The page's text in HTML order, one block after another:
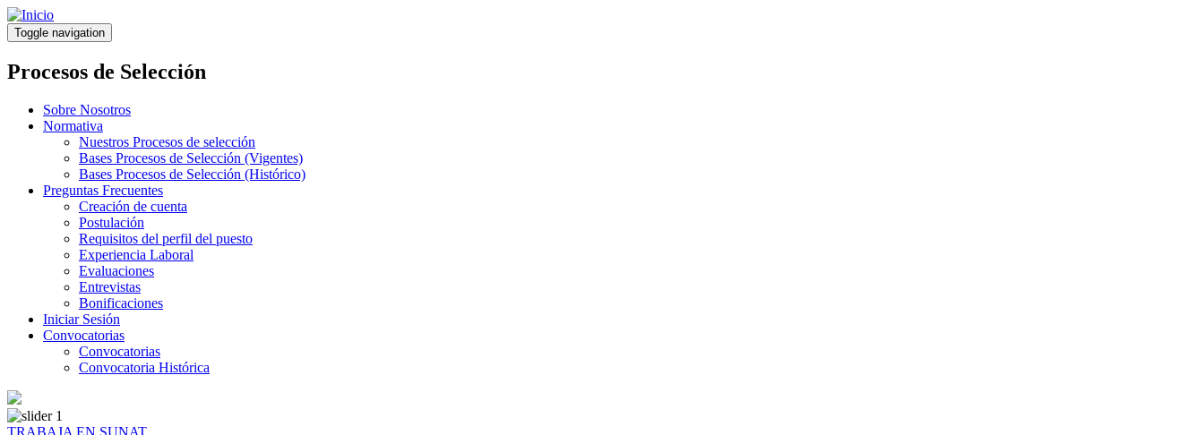
Pasar
al
contenido
principal
Toggle navigation
Procesos de Selección
Sobre Nosotros
Normativa
Nuestros Procesos de selección
Bases Procesos de Selección (Vigentes)
Bases Procesos de Selección (Histórico)
Preguntas Frecuentes
Creación de cuenta
Postulación
Requisitos del perfil del puesto
Experiencia Laboral
Evaluaciones
Entrevistas
Bonificaciones
Iniciar Sesión
Convocatorias
Convocatorias
Convocatoria Histórica
TRABAJA EN SUNAT